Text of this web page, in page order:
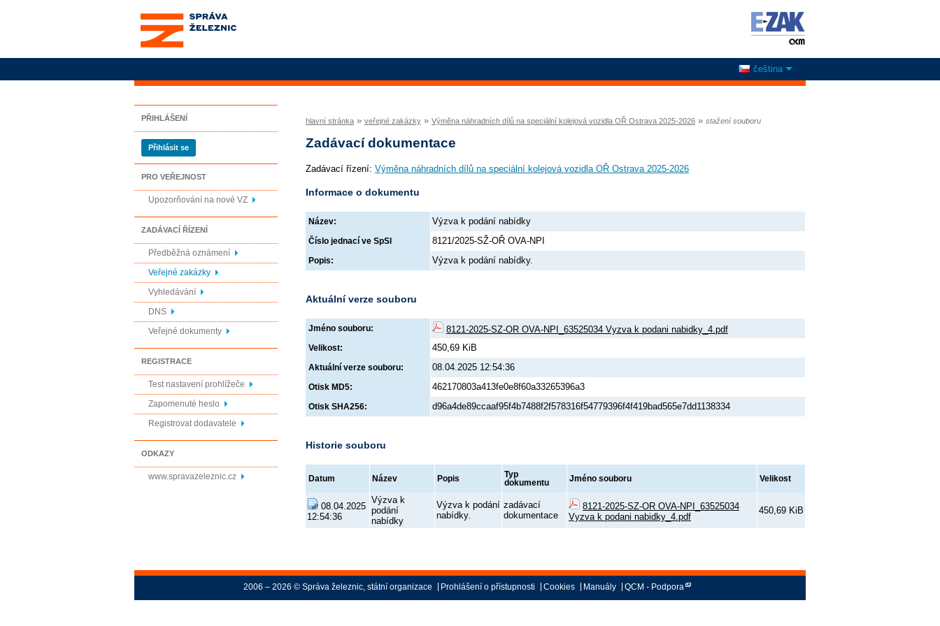
Správa železnic, státní
organizace
čeština
PŘIHLÁŠENÍ
Přihlásit se
PRO VEŘEJNOST
Upozorňování na nové VZ
ZADÁVACÍ ŘÍZENÍ
Předběžná oznámení
Veřejné zakázky
Vyhledávání
DNS
Veřejné dokumenty
REGISTRACE
Test nastavení prohlížeče
Zapomenuté heslo
Registrovat dodavatele
ODKAZY
www.spravazeleznic.cz
hlavní stránka » veřejné zakázky » Výměna náhradních dílů na speciální kolejová vozidla OŘ Ostrava 2025-2026 » stažení souboru
Zadávací dokumentace
Zadávací řízení: Výměna náhradních dílů na speciální kolejová vozidla OŘ Ostrava 2025-2026
Informace o dokumentu
Název: Výzva k podání nabídky
Číslo jednací ve SpSl 8121/2025-SŽ-OŘ OVA-NPI
Popis: Výzva k podání nabídky.
Aktuální verze souboru
Jméno souboru: 8121-2025-SZ-OR OVA-NPI_63525034 Vyzva k podani nabidky_4.pdf
Velikost: 450,69 KiB
Aktuální verze souboru: 08.04.2025 12:54:36
Otisk MD5: 462170803a413fe0e8f60a33265396a3
Otisk SHA256: d96a4de89ccaaf95f4b7488f2f578316f54779396f4f419bad565e7dd1138334
Historie souboru
Datum Název Popis
Typ
dokumentu
Jméno souboru Velikost
08.04.2025
12:54:36
Výzva k
podání
nabídky
Výzva k podání
nabídky.
zadávací
dokumentace
8121-2025-SZ-OR OVA-NPI_63525034
Vyzva k podani nabidky_4.pdf
450,69 KiB
2006 – 2026 © Správa železnic, státní organizace Prohlášení o přístupnosti Cookies Manuály QCM - Podpora